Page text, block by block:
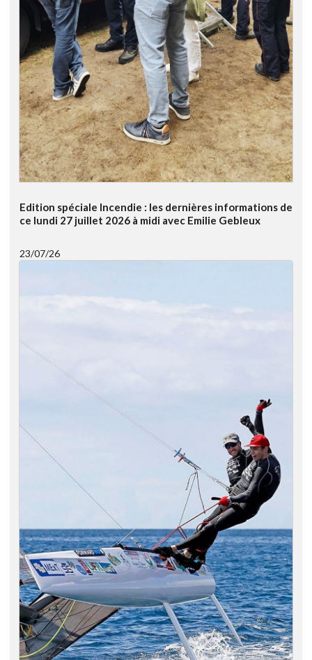
Edition spéciale Incendie : les dernières informations de
ce lundi 27 juillet 2026 à midi avec Emilie Gebleux
23/07/26